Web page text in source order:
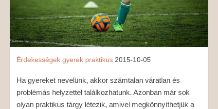
Érdekességek gyerek praktikus 2015-10-05
Ha gyereket nevelünk, akkor számtalan váratlan és
problémás helyzettel találkozhatunk. Azonban már sok
olyan praktikus tárgy létezik, amivel megkönnyíthetjük a